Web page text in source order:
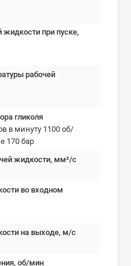
жидкости при пуске,
рабочей
гликоля
в минуту 1100 об/
170 бар
жидкости, мм²/c
во входном
на выходе, м/с
об/мин